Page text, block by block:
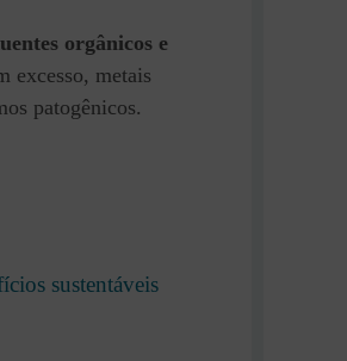
orgânicos e
excesso, metais
patogênicos.
sustentáveis